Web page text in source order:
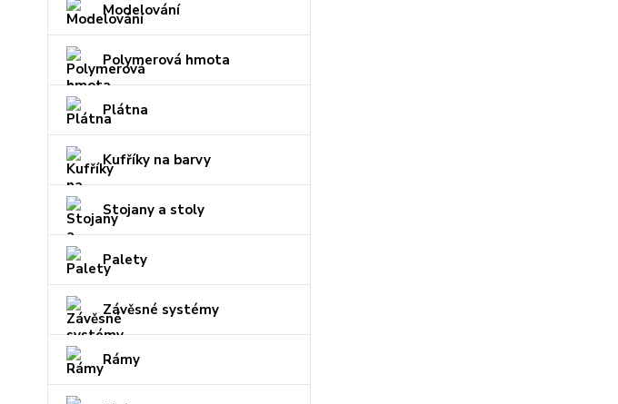
Modelování
Polymerová hmota
Plátna
Kufříky na barvy
Stojany a stoly
Palety
Závěsné systémy
Rámy